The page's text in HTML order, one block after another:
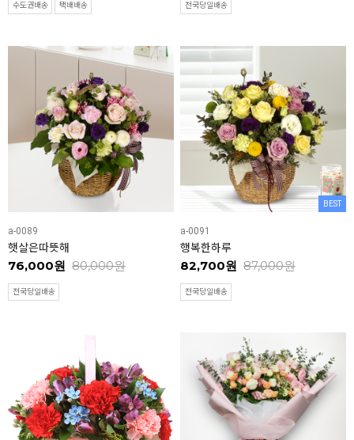
수도권배송 택배배송 전국당일배송
a-0089
햇살은따뜻해
76,000원 80,000원
전국당일배송
BEST
a-0091
행복한하루
82,700원 87,000원
전국당일배송